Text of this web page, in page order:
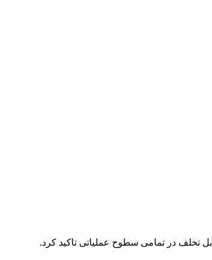
تخلف در تمامی سطوح عملیاتی تاکید کرد.